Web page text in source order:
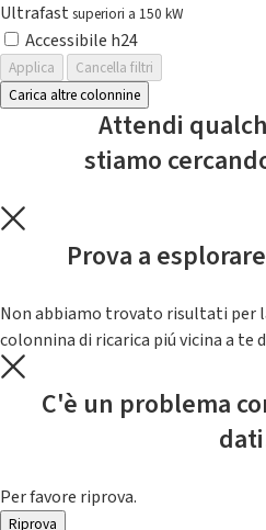
Ultrafast superiori a 150 kW
Accessibile h24
Applica
Cancella filtri
Carica altre colonnine
Attendi
stiamo
Prova a
Non abbiamo trovato risultati per
colonnina di ricarica piú vicina a
C'è un problema
Per favore riprova.
Riprova